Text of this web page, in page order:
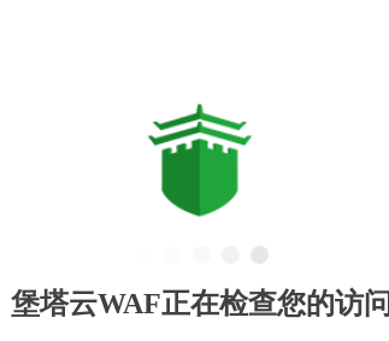
堡塔云WAF正在检查您的访问